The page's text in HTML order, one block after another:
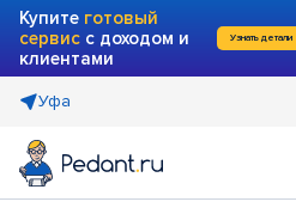
Купите готовый
сервис с доходом и
клиентами
Узнать детали
Уфа